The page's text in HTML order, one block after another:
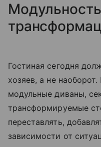
Гостиная сегодня
хозяев, а не
модульные диваны,
трансформируемые
переставлять,
зависимости от